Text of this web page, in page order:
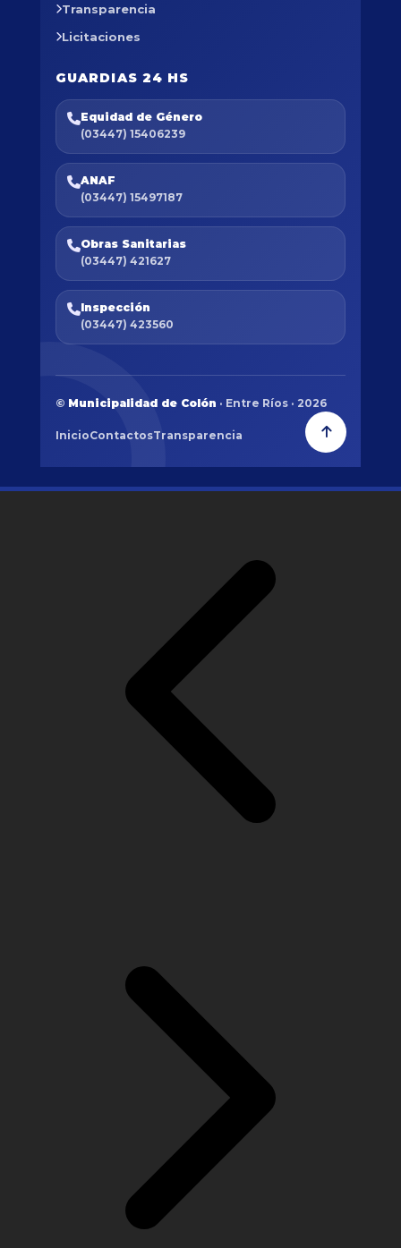
Transparencia
Licitaciones
GUARDIAS 24 HS
Equidad de Género
(03447) 15406239
ANAF
(03447) 15497187
Obras Sanitarias
(03447) 421627
Inspección
(03447) 423560
© Municipalidad de Colón · Entre Ríos · 2026
InicioContactosTransparencia